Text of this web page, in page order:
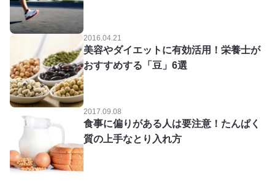
2016.04.21
美容やダイエットに有効活用！栄養士が
おすすめする「豆」6選
2017.09.08
食事に偏りがある人は要注意！たんぱく
質の上手なとり入れ方